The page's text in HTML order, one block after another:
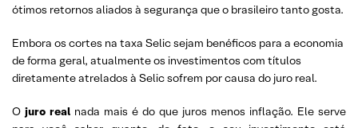
ótimos retornos aliados à segurança que o brasileiro tanto gosta.
Embora os cortes na taxa Selic sejam benéficos para a economia
de forma geral, atualmente os investimentos com títulos
diretamente atrelados à Selic sofrem por causa do juro real.
O juro real nada mais é do que juros menos inflação. Ele serve